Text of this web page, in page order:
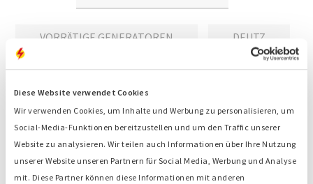
Diese Website verwendet Cookies
Wir verwenden Cookies, um Inhalte und Werbung zu personalisieren, um
Social-Media-Funktionen bereitzustellen und um den Traffic unserer
Website zu analysieren. Wir teilen auch Informationen über Ihre Nutzung
unserer Website unseren Partnern für Social Media, Werbung und Analyse
mit. Diese Partner können diese Informationen mit anderen
VORRÄTIGE GENERATOREN DEUTZ
Stromaggregat kaufen: direkt bei
unseren niederländischen Sales-
Expert:innen